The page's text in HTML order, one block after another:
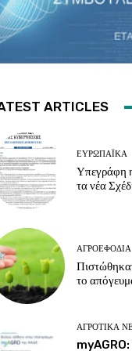
ARTICLES
ΕΥΡΩΠΑΪΚΆ
Υπεγράφη
τα νέα
ΑΓΡΟΕΦΌΔΙΑ
το
ΑΓΡΟΤΙΚΆ
myAGRO: